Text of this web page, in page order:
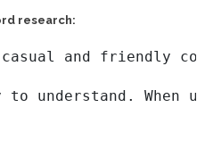
research:
and friendly
to understand.